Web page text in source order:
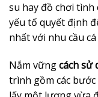
su hay đồ chơi tình
yếu tố quyết định
nhất với nhu cầu
Nắm vữngcách sử
trình gồm các